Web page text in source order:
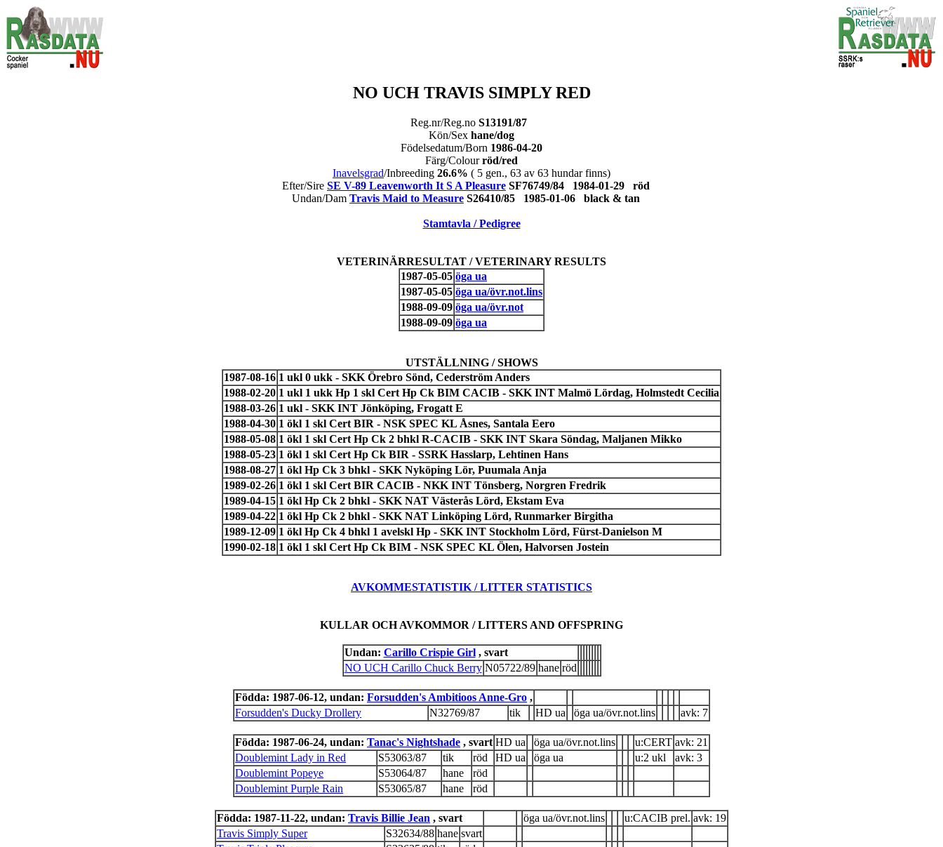
NO UCH TRAVIS SIMPLY RED
Reg.nr/Reg.no S13191/87
Kön/Sex hane/dog
Födelsedatum/Born 1986-04-20
Färg/Colourröd/red
Inavelsgrad/Inbreeding 26.6% ( 5 gen., 63 av 63 hundar finns)
Efter/Sire SE V-89 Leavenworth It S A Pleasure SF76749/84 1984-01-29 röd
Undan/Dam Travis Maid to Measure S26410/85 1985-01-06 black & tan
Stamtavla / Pedigree
VETERINÄRRESULTAT / VETERINARY RESULTS
1987-05-05 öga ua
1987-05-05 öga ua/övr.not.lins
1988-09-09 öga ua/övr.not
1988-09-09 öga ua
UTSTÄLLNING / SHOWS
1987-08-16 1 ukl 0 ukk - SKK Örebro Sönd, Cederström Anders
1988-02-20 1 ukl 1 ukk Hp 1 skl Cert Hp Ck BIM CACIB - SKK INT Malmö Lördag, Holmstedt Cecilia
1988-03-26 1 ukl - SKK INT Jönköping, Frogatt E
1988-04-30 1 ökl 1 skl Cert BIR - NSK SPEC KL Åsnes, Santala Eero
1988-05-08 1 ökl 1 skl Cert Hp Ck 2 bhkl R-CACIB - SKK INT Skara Söndag, Maljanen Mikko
1988-05-23 1 ökl 1 skl Cert Hp Ck BIR - SSRK Hasslarp, Lehtinen Hans
1988-08-27 1 ökl Hp Ck 3 bhkl - SKK Nyköping Lör, Puumala Anja
1989-02-26 1 ökl 1 skl Cert BIR CACIB - NKK INT Tönsberg, Norgren Fredrik
1989-04-15 1 ökl Hp Ck 2 bhkl - SKK NAT Västerås Lörd, Ekstam Eva
1989-04-22 1 ökl Hp Ck 2 bhkl - SKK NAT Linköping Lörd, Runmarker Birgitha
1989-12-09 1 ökl Hp Ck 4 bhkl 1 avelskl Hp - SKK INT Stockholm Lörd, Fürst-Danielson M
1990-02-18 1 ökl 1 skl Cert Hp Ck BIM - NSK SPEC KL Ölen, Halvorsen Jostein
AVKOMMESTATISTIK / LITTER STATISTICS
KULLAR OCH AVKOMMOR / LITTERS AND OFFSPRING
Undan: Carillo Crispie Girl, svart
NO UCH Carillo Chuck Berry N05722/89 hane röd
Födda: 1987-06-12, undan: Forsudden's Ambitioos Anne-Gro ,
Forsudden's Ducky Drollery
N32769/87 tik HD ua öga ua/övr.not.lins avk: 7
Födda: 1987-06-24, undan: Tanac's Nightshade , svart HD ua öga ua/övr.not.lins u:CERT avk: 21
Doublemint Lady in Red
S53063/87 tik röd HD ua öga ua u:2 ukl
avk: 3
Doublemint Popeye
S53064/87 hane
röd
Doublemint Purple Rain
S53065/87 hane röd
Födda: 1987-11-22, undan: Travis Billie Jean , svart öga ua/övr.not.lins u:CACIB prel. avk: 19
Travis Simply Super
S32634/88 hane svart